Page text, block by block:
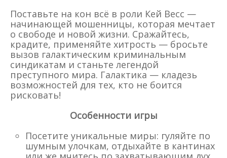
Поставьте на кон всё в роли Кей Весс —
начинающей мошенницы, которая мечтает
о свободе и новой жизни. Сражайтесь,
крадите, применяйте хитрость — бросьте
вызов галактическим криминальным
синдикатам и станьте легендой
преступного мира. Галактика — кладезь
возможностей для тех, кто не боится
рисковать!
Особенности игры
Посетите уникальные миры: гуляйте по
шумным улочкам, отдыхайте в кантинах